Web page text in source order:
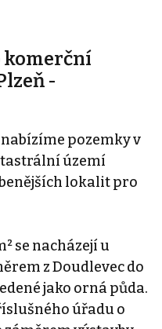
komerční
-
pozemky v
území
lokalit pro
se nacházejí u
z Doudlevec do
jako orná půda.
úřadu o